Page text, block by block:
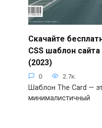
Скачайте
CSS шаблон
(2023)
0 2.7к.
Шаблон The Card —
минималистичный